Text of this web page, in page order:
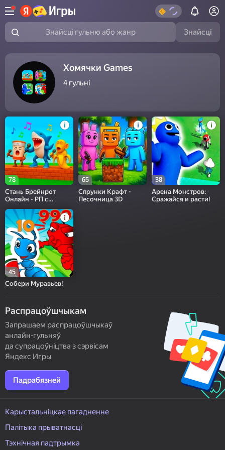
Знайсці гульню або жанр Знайсці
Хомячки Games
4 гульні
78
Стань Брейнрот
Онлайн - РП с
65
Спрунки Крафт -
Песочница 3D
38
Арена Монстров:
Сражайся и расти!
45
Собери Муравьев!
Распрацоўшчыкам
Запрашаем распрацоўшчыкаў
анлайн-гульняў
да супрацоўніцтва з сэрвісам
Яндекс Игры
Падрабязней
Карыстальніцкае пагадненне
Палітыка прыватнасці
Тэхнічная падтрымка